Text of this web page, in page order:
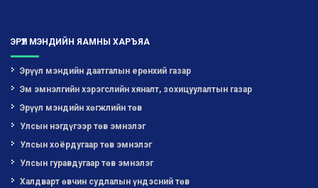
ЭРҮҮЛ МЭНДИЙН ЯАМНЫ ХАРЪЯА
Эрүүл мэндийн даатгалын ерөнхий газар
Эм эмнэлгийн хэрэгслийн хяналт, зохицуулалтын газар
Эрүүл мэндийн хөгжлийн төв
Улсын нэгдүгээр төв эмнэлэг
Улсын хоёрдугаар төв эмнэлэг
Улсын гуравдугаар төв эмнэлэг
Халдварт өвчин судлалын үндэсний төв